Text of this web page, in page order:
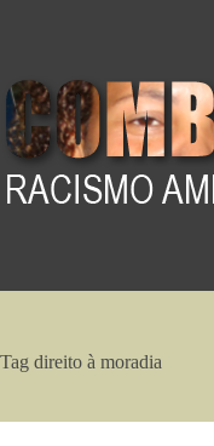
Tag direito à moradia